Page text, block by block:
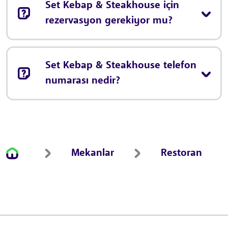
Set Kebap & Steakhouse için
rezervasyon gerekiyor mu?
Set Kebap & Steakhouse telefon
numarası nedir?
Mekanlar Restoran